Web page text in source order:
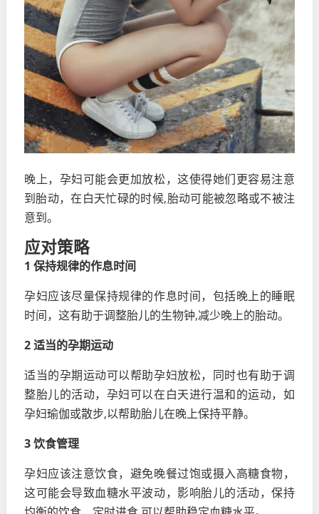
晚上，孕妇可能会更加放松，这使得她们更容易注意
到胎动，在白天忙碌的时候,胎动可能被忽略或不被注
意到。
应对策略
1 保持规律的作息时间
孕妇应该尽量保持规律的作息时间，包括晚上的睡眠
时间，这有助于调整胎儿的生物钟,减少晚上的胎动。
2 适当的孕期运动
适当的孕期运动可以帮助孕妇放松，同时也有助于调
整胎儿的活动，孕妇可以在白天进行温和的运动，如
孕妇瑜伽或散步,以帮助胎儿在晚上保持平静。
3 饮食管理
孕妇应该注意饮食，避免晚餐过饱或摄入高糖食物，
这可能会导致血糖水平波动，影响胎儿的活动，保持